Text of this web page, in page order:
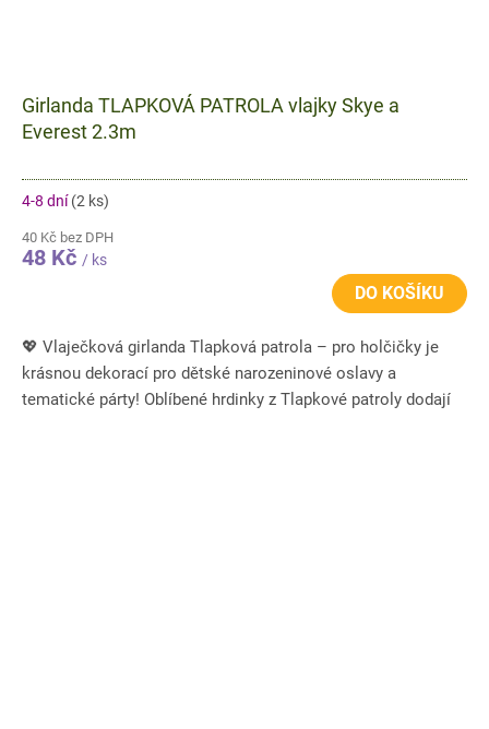
Girlanda TLAPKOVÁ PATROLA vlajky Skye a
Everest 2.3m
4-8 dní(2 ks)
40 Kč bez DPH
48 Kč / ks
DO KOŠÍKU
💖 Vlaječková girlanda Tlapková patrola – pro holčičky je
krásnou dekorací pro dětské narozeninové oslavy a
tematické párty! Oblíbené hrdinky z Tlapkové patroly dodají